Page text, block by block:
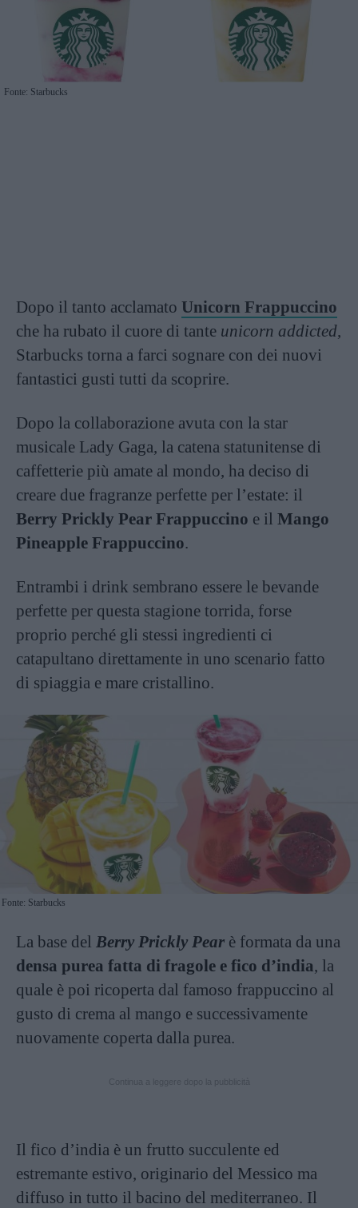
Fonte: Starbucks
Dopo il tanto acclamato Unicorn Frappuccino
che ha rubato il cuore di tante unicorn addicted,
Starbucks torna a farci sognare con dei nuovi
fantastici gusti tutti da scoprire.
Dopo la collaborazione avuta con la star
musicale Lady Gaga, la catena statunitense di
caffetterie più amate al mondo, ha deciso di
creare due fragranze perfette per l’estate: il
Berry Prickly Pear Frappuccino e il Mango
Pineapple Frappuccino.
Entrambi i drink sembrano essere le bevande
perfette per questa stagione torrida, forse
proprio perché gli stessi ingredienti ci
catapultano direttamente in uno scenario fatto
di spiaggia e mare cristallino.
Fonte: Starbucks
La base del Berry Prickly Pear è formata da una
densa purea fatta di fragole e fico d’india, la
quale è poi ricoperta dal famoso frappuccino al
gusto di crema al mango e successivamente
nuovamente coperta dalla purea.
Il fico d’india è un frutto succulente ed
estremante estivo, originario del Messico ma
diffuso in tutto il bacino del mediterraneo. Il